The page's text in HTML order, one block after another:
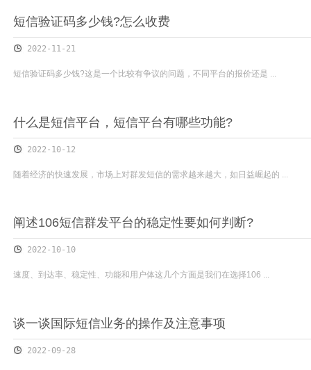
短信验证码多少钱?怎么收费
2022-11-21
短信验证码多少钱?这是一个比较有争议的问题，不同平台的报价还是 ...
什么是短信平台，短信平台有哪些功能?
2022-10-12
随着经济的快速发展，市场上对群发短信的需求越来越大，如日益崛起的 ...
阐述106短信群发平台的稳定性要如何判断?
2022-10-10
速度、到达率、稳定性、功能和用户体这几个方面是我们在选择106 ...
谈一谈国际短信业务的操作及注意事项
2022-09-28